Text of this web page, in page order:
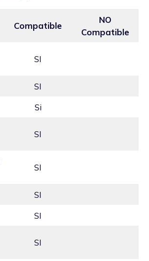
Compatible
NO
Compatible
SI
SI
Si
SI
SI
SI
SI
SI